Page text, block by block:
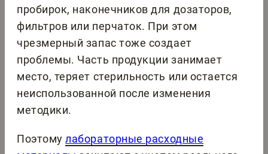
пробирок, наконечников для дозаторов,
фильтров или перчаток. При этом
чрезмерный запас тоже создает
проблемы. Часть продукции занимает
место, теряет стерильность или остается
неиспользованной после изменения
методики.
Поэтомулабораторные расходные